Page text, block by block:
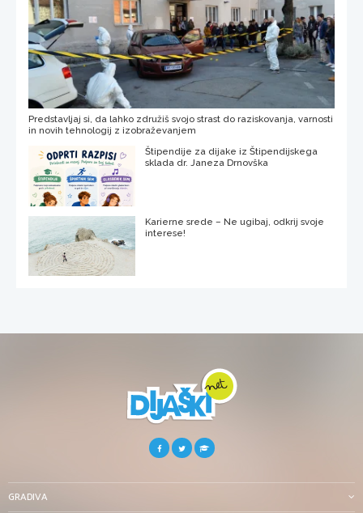
Predstavljaj si, da lahko združiš svojo strast do raziskovanja, varnosti
in novih tehnologij z izobraževanjem
Štipendije za dijake iz Štipendijskega
sklada dr. Janeza Drnovška
Karierne srede – Ne ugibaj, odkrij svoje
interese!
GRADIVA